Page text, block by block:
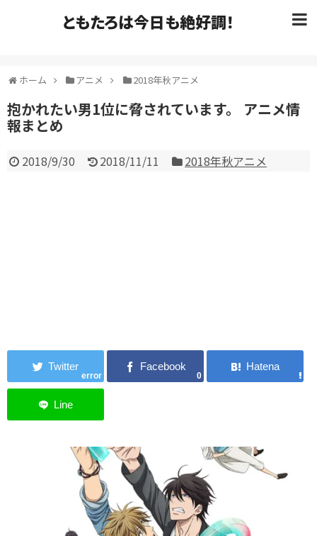
ともたろは今日も絶好調！
ホーム アニメ 2018年秋アニメ
抱かれたい男1位に脅されています。 アニメ情
報まとめ
2018/9/30 2018/11/11 2018年秋アニメ
error 0